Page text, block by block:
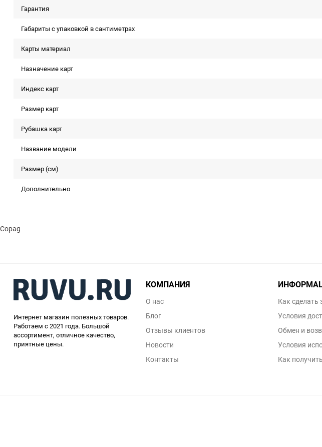
Гарантия
Габариты с упаковкой в сантиметрах
Карты материал
Назначение карт
Индекс карт
Размер карт
Рубашка карт
Название модели
Размер (см)
Дополнительно
Copag
Интернет магазин полезных товаров.
Работаем с 2021 года. Большой
ассортимент, отличное качество,
приятные цены.
КОМПАНИЯ
О нас
Блог
Отзывы клиентов
Новости
Контакты
Как сделать
Условия
Обмен и
Условия
Как